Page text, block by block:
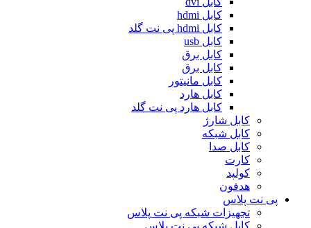
کابل hdmi
کابل hdmi پی نت گلد
کابل usb
کابل برق
کابل برق
کابل مانیتور
کابل هارد
کابل هارد پی نت گلد
کابل شارژ
کابل شبکه
کابل صدا
کارت
کولپد
هدفون
پی نت پلاس
تجهیزات شبکه پی نت پلاس